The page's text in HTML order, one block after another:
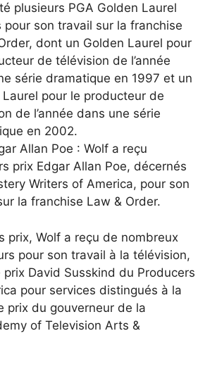
plusieurs PGA Golden Laurel
pour son travail sur la franchise
dont un Golden Laurel pour
de télévision de l’année
série dramatique en 1997 et un
Laurel pour le producteur de
de l’année dans une série
en 2002.
Allan Poe : Wolf a reçu
prix Edgar Allan Poe, décernés
Writers of America, pour son
la franchise Law & Order.
prix, Wolf a reçu de nombreux
pour son travail à la télévision,
David Susskind du Producers
pour services distingués à la
prix du gouverneur de la
of Television Arts &